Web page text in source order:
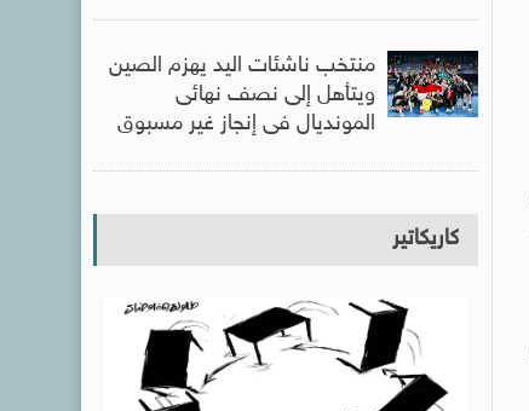
منتخب ناشئات اليد يهزم الصين
ويتأهل إلى نصف نهائى
المونديال فى إنجاز غير مسبوق
كاريكاتير